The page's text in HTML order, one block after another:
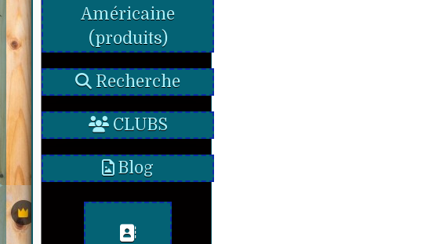
Américaine
(produits)
Recherche
CLUBS
Blog